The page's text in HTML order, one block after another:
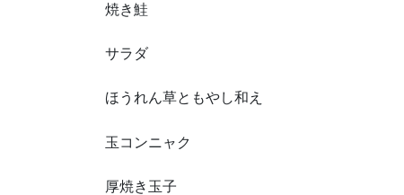
焼き鮭
サラダ
ほうれん草ともやし和え
玉コンニャク
厚焼き玉子